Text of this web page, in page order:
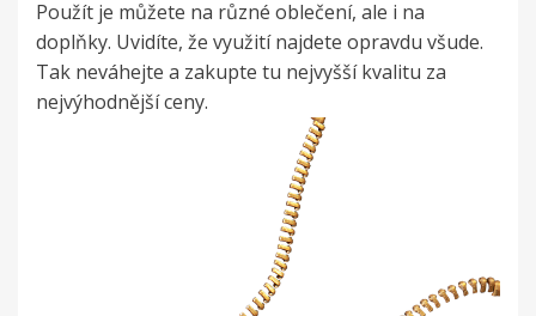
Použít je můžete na různé oblečení, ale i na
doplňky. Uvidíte, že využití najdete opravdu všude.
Tak neváhejte a zakupte tu nejvyšší kvalitu za
nejvýhodnější ceny.